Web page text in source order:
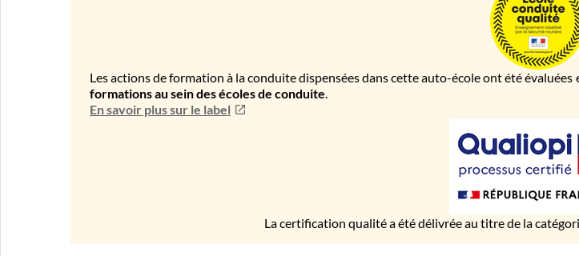
Les actions de formation à la conduite dispensées dans cette auto-école ont été
formations au sein des écoles de conduite.
En savoir plus sur le label
La certification qualité a été délivrée au titre de la